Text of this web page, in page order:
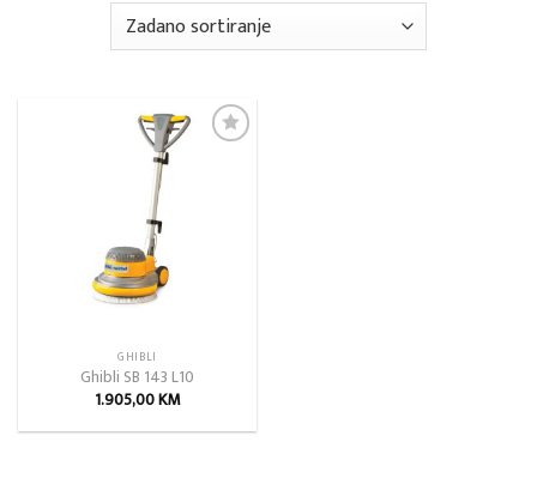
GHIBLI
Ghibli SB 143 L10
1.905,00KM